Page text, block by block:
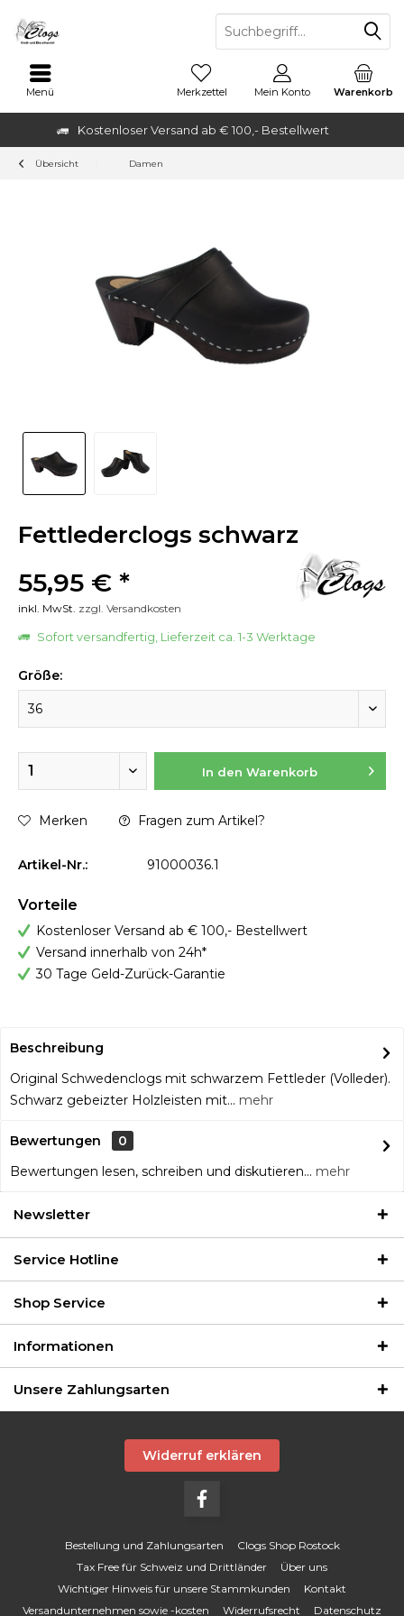
Kostenloser Versand ab € 100,- Bestellwert
Menü Warenkorb
Merkzettel Mein Konto
Übersicht Damen
Fettlederclogs schwarz
55,95 € *
inkl. MwSt. zzgl. Versandkosten
Sofort versandfertig, Lieferzeit ca. 1-3 Werktage
Größe:
In den Warenkorb
Merken Fragen zum Artikel?
Artikel-Nr.: 91000036.1
Vorteile
Kostenloser Versand ab € 100,- Bestellwert
Versand innerhalb von 24h*
30 Tage Geld-Zurück-Garantie
Beschreibung
Original Schwedenclogs mit schwarzem Fettleder (Volleder).
Schwarz gebeizter Holzleisten mit... mehr
Bewertungen
0
Bewertungen lesen, schreiben und diskutieren... mehr
Newsletter
Service Hotline
Shop Service
Informationen
Unsere Zahlungsarten
Widerruf erklären
Bestellung und Zahlungsarten
Clogs Shop Rostock
Tax Free für Schweiz und Drittländer
Über uns
Wichtiger Hinweis für unsere Stammkunden
Kontakt
Versandunternehmen sowie -kosten
Widerrufsrecht Datenschutz